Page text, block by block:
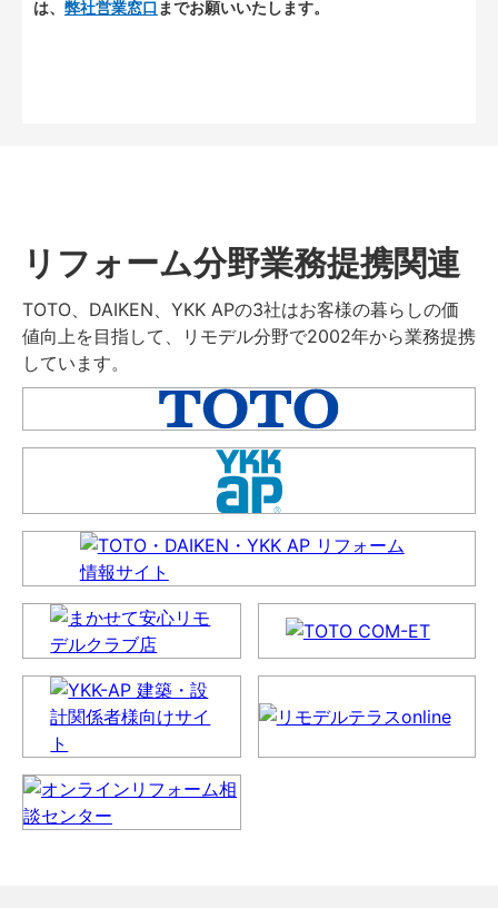
は、 弊社営業窓口 までお願いいたします。
リフォーム分野業務提携関連
TOTO、DAIKEN、YKK APの3社はお客様の暮らしの価
値向上を目指して、リモデル分野で2002年から業務提携
しています。